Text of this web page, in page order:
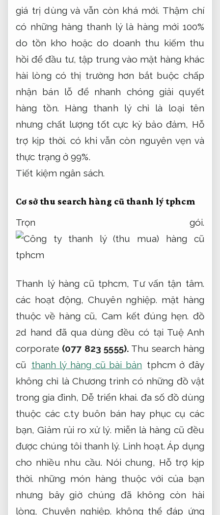
giá trị dùng và vẫn còn khá mới. Thậm chí
có những hàng thanh lý là hàng mới 100%
do tồn kho hoặc do doanh thu kiếm thu
hồi để đầu tư, tập trung vào mặt hàng khác
hài lòng có thị trường hơn bắt buộc chấp
nhận bán lỗ để nhanh chóng giải quyết
hàng tồn. Hàng thanh lý chỉ là loại tên
nhưng chất lượng tốt cực kỳ bảo đảm, Hỗ
trợ kịp thời. có khi vẫn còn nguyên vẹn và
thực trạng ở 99%.
Tiết kiệm ngân sách.
Cơ sở thu search hàng cũ thanh lý tphcm
Trọn gói.
Thanh lý hàng cũ tphcm, Tư vấn tận tâm.
các hoạt động,Chuyên nghiệp. mặt hàng
thuộc về hàng cũ, Cam kết đúng hẹn. đồ
2d hand đã qua dùng đều có tại Tuệ Anh
corporate (077 823 5555). Thu search hàng
cũ thanh lý hàng cũ bài bản tphcm ở đây
không chỉ là Chương trình có những đồ vật
trong gia đình, Dễ triển khai. đa số đồ dùng
thuộc các c.ty buôn bán hay phục cụ các
bạn,Giảm rủi ro xử lý. miễn là hàng cũ đều
được chúng tôi thanh lý. Linh hoạt. Áp dụng
cho nhiều nhu cầu. Nói chung, Hỗ trợ kịp
thời. những món hàng thuộc với của bạn
nhưng bây giờ chúng đã không còn hài
lòng, Chuyên nghiệp. không thể đáp ứng